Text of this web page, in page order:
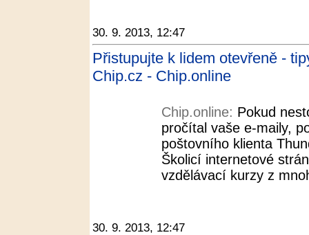
30. 9. 2013, 12:47
Přistupujte k lidem otevřeně -
Chip.cz - Chip.online
Chip.online: Pokud
pročítal vaše e-maily,
poštovního klienta
Školicí internetové
vzdělávací kurzy z
30. 9. 2013, 12:47